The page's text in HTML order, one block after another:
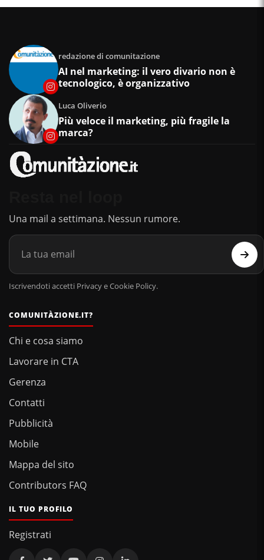
redazione di comunitazione
AI nel marketing: il vero divario non è
tecnologico, è organizzativo
Luca Oliverio
Più veloce il marketing, più fragile la
marca?
Una mail a settimana. Nessun rumore.
Iscrivendoti accetti Privacy e Cookie Policy.
COMUNITÀZIONE.IT?
Chi e cosa siamo
Lavorare in CTA
Gerenza
Contatti
Pubblicità
Mobile
Mappa del sito
Contributors FAQ
IL TUO PROFILO
Registrati